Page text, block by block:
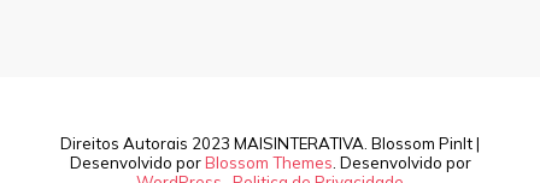
Direitos Autorais 2023 MAISINTERATIVA. Blossom PinIt |
Desenvolvido porBlossom Themes . Desenvolvido por